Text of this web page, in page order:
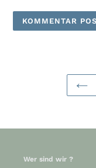
Wer sind wir ?